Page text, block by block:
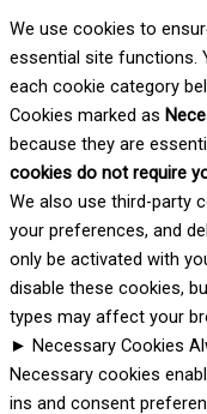
We use cookies to
essential site functions.
each cookie category
Cookies marked as
because they are
cookies do not require
We also use third-party
your preferences, and
only be activated with
disable these cookies,
types may affect your
► Necessary Cookies
Necessary cookies
ins and consent